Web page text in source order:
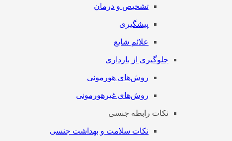
تشخیص و درمان
پیشگیری
علائم شایع
جلوگیری از بارداری
روش‌های هورمونی
روش‌های غیرهورمونی
نکات رابطه جنسی
نکات سلامت و بهداشت جنسی